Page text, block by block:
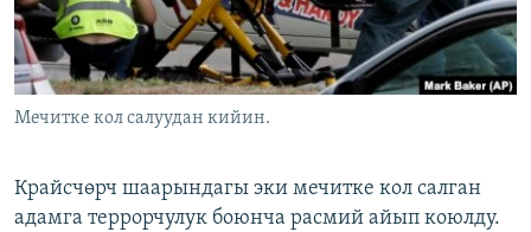
ЭЕ/АРнун бардык сайттары
Мечитке кол салуудан кийин.
Крайсчөрч шаарындагы эки мечитке кол салган
адамга террорчулук боюнча расмий айып коюлду.